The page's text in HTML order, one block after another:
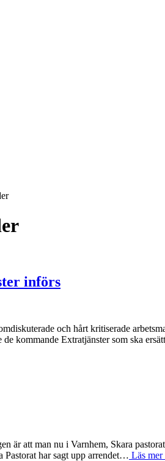
införs
och hårt kritiserade
kommande Extratjänster som ska
att man nu i Varnhem, Skara
Pastorat har sagt upp arrendet… Läs